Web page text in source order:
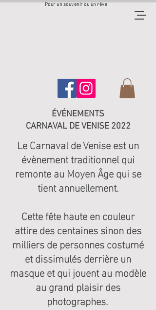
Pour un souvenir ou un rêve
ÉVÉNEMENTS
CARNAVAL DE VENISE 2022
Le Carnaval de Venise est un
évènement traditionnel qui
remonte au Moyen Âge qui se
tient annuellement.
Cette fête haute en couleur
attire des centaines sinon des
milliers de personnes costumé
et dissimulés derrière un
masque et qui jouent au modèle
au grand plaisir des
photographes.